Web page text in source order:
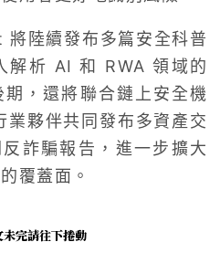
陸續發布多篇安全科普
解析 AI 和 RWA 領域的
，還將聯合鏈上安全機
夥伴共同發布多資產交
詐騙報告，進一步擴大
覆蓋面。
完請往下捲動